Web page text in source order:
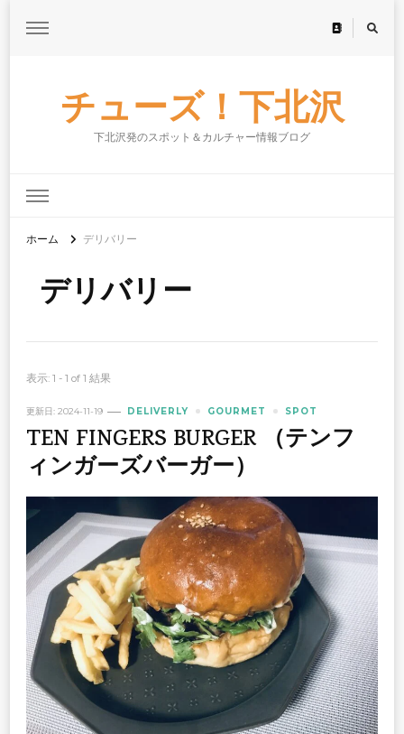
チューズ！下北沢
下北沢発のスポット＆カルチャー情報ブログ
ホーム デリバリー
デリバリー
表示: 1 - 1 of 1 結果
更新日: 2024-11-19 DELIVERLY GOURMET SPOT
TEN FINGERS BURGER （テンフ
ィンガーズバーガー）